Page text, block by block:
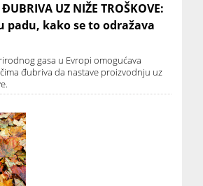
UZ NIŽE TROŠKOVE:
padu, kako se to odražava
gasa u Evropi omogućava
đubriva da nastave proizvodnju uz